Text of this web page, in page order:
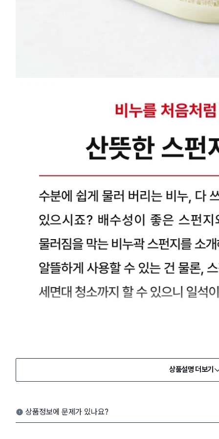
상품설명 더보기
상품정보에 문제가 있나요?